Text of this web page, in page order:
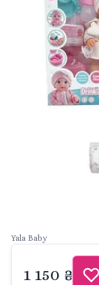
Yala Baby
1 150 ₴